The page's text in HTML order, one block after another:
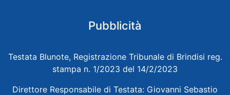
Pubblicità
Testata Blunote, Registrazione Tribunale di Brindisi reg.
stampa n. 1/2023 del 14/2/2023
Direttore Responsabile di Testata: Giovanni Sebastio